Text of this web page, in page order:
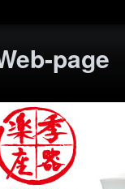
page